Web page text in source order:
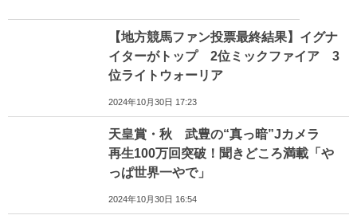
【地方競馬ファン投票最終結果】イグナ
イターがトップ 2位ミックファイア 3
位ライトウォーリア
2024年10月30日 17:23
天皇賞・秋 武豊の“真っ暗”Jカメラ
再生100万回突破！聞きどころ満載「や
っぱ世界一やで」
2024年10月30日 16:54